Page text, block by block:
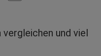
und viel